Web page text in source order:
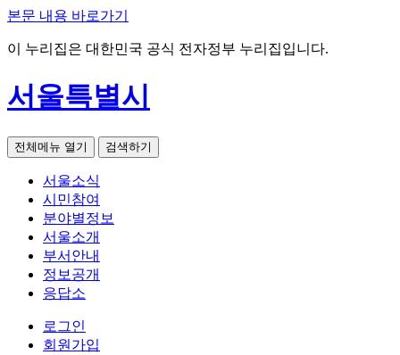
본문 내용 바로가기
이 누리집은 대한민국 공식 전자정부 누리집입니다.
서울특별시
전체메뉴 열기 검색하기
서울소식
시민참여
분야별정보
서울소개
부서안내
정보공개
응답소
로그인
회원가입